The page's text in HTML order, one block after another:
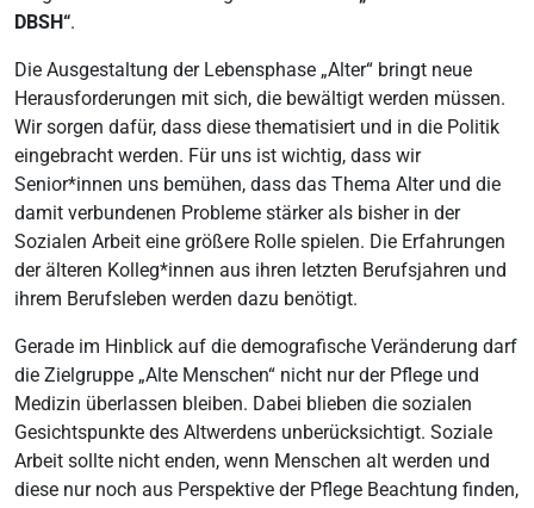
DBSH“.
Die Ausgestaltung der Lebensphase „Alter“ bringt neue
Herausforderungen mit sich, die bewältigt werden müssen.
Wir sorgen dafür, dass diese thematisiert und in die Politik
eingebracht werden. Für uns ist wichtig, dass wir
Senior*innen uns bemühen, dass das Thema Alter und die
damit verbundenen Probleme stärker als bisher in der
Sozialen Arbeit eine größere Rolle spielen. Die Erfahrungen
der älteren Kolleg*innen aus ihren letzten Berufsjahren und
ihrem Berufsleben werden dazu benötigt.
Gerade im Hinblick auf die demografische Veränderung darf
die Zielgruppe „Alte Menschen“ nicht nur der Pflege und
Medizin überlassen bleiben. Dabei blieben die sozialen
Gesichtspunkte des Altwerdens unberücksichtigt. Soziale
Arbeit sollte nicht enden, wenn Menschen alt werden und
diese nur noch aus Perspektive der Pflege Beachtung finden,